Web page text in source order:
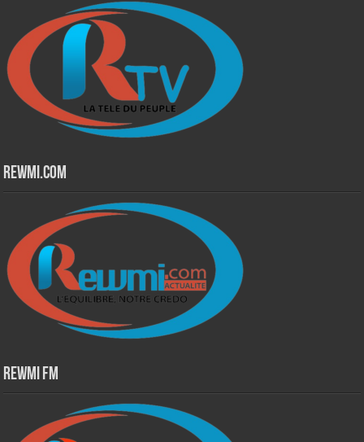
Rewmi.Com
Rewmi Fm